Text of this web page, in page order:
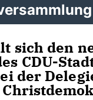
sich den
CDU-
der